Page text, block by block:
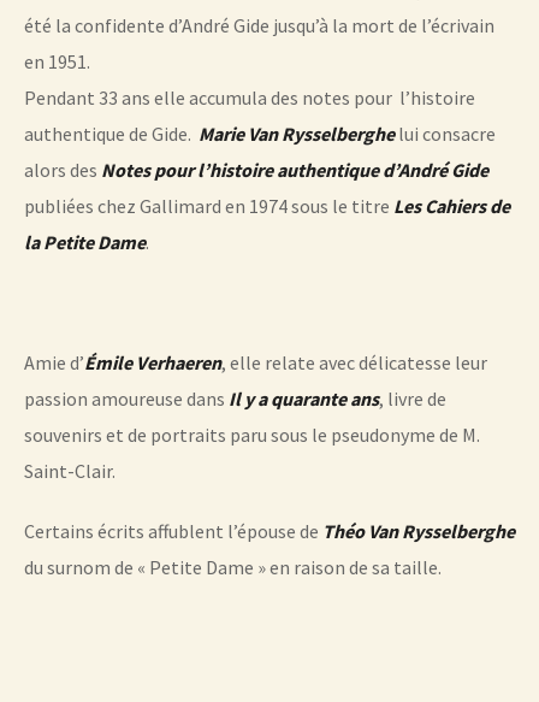
été la confidente d’André Gide jusqu’à la mort de l’écrivain
en 1951.
Pendant 33 ans elle accumula des notes pour l’histoire
authentique de Gide. Marie Van Rysselberghelui consacre
alors des Notes pour l’histoire authentique d’André Gide
publiées chez Gallimard en 1974 sous le titre Les Cahiers de
la Petite Dame.
Amie d’Émile Verhaeren, elle relate avec délicatesse leur
passion amoureuse dans Il y a quarante ans, livre de
souvenirs et de portraits paru sous le pseudonyme de M.
Saint-Clair.
Certains écrits affublent l’épouse de Théo Van Rysselberghe
du surnom de « Petite Dame » en raison de sa taille.